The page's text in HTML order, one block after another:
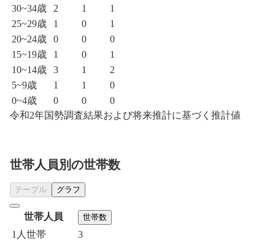
30~34歳
2 1
1
25~29歳
1 0
1
20~24歳
0 0
0
15~19歳
1 0
1
10~14歳
3 1
2
5~9歳
1 1
0
0~4歳
0 0
0
令和2年国勢調査結果および将来推計に基づく推計値
世帯人員別の世帯数
テーブル グラフ
世帯人員 世帯数
1人世帯
3